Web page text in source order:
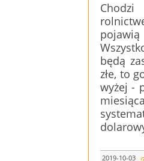
będą
złe, to
wyżej -
2019-10-03